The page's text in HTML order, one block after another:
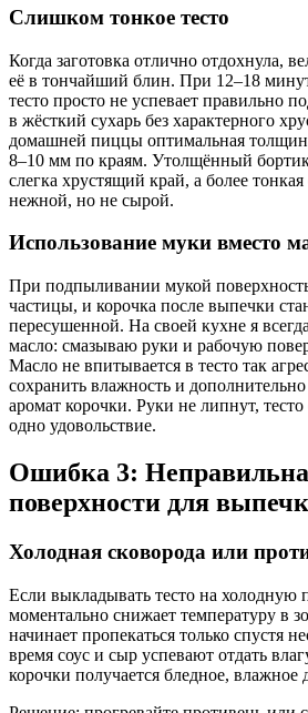
Слишком тонкое тесто
Когда заготовка отлично отдохнула,
её в тончайший блин. При 12–18
тесто просто не успевает правильно
в жёсткий сухарь без характерного
домашней пиццы оптимальная
8–10 мм по краям. Утолщённый
слегка хрустящий край, а более тонкая
нежной, но не сырой.
Использование муки вместо
При подпыливании мукой
частицы, и корочка после выпечки
пересушенной. На своей кухне я
масло: смазываю руки и рабочую
Масло не впитывается в тесто так
сохранить влажность и
аромат корочки. Руки не липнут,
одно удовольствие.
Ошибка 3:
поверхности для
Холодная сковорода или
Если выкладывать тесто на холодную
моментально снижает температуру в
начинает пропекаться только спустя
время соус и сыр успевают отдать
корочки получается бледное, влажное